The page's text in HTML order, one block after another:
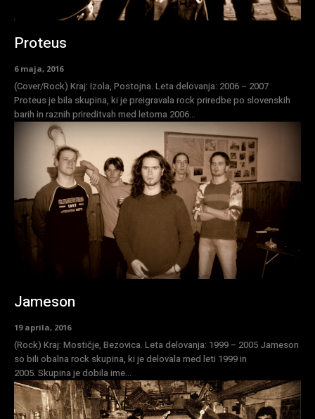
Proteus
6 maja, 2016
(Cover/Rock) Kraj: Izola, Postojna. Leta delovanja: 2006 – 2007
Proteus je bila skupina, ki je preigravala rock priredbe po slovenskih
barih in raznih prireditvah med letoma 2006...
Jameson
19 aprila, 2016
(Rock) Kraj: Mostičje, Bezovica. Leta delovanja: 1999 – 2005 Jameson
so bili obalna rock skupina, ki je delovala med leti 1999 in
2005. Skupina je dobila ime...